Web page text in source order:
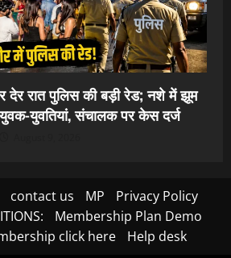
देर रात पुलिस की बड़ी रेड; नशे में झूम
युवतियां, संचालक पर केस दर्ज
contact us MP
Privacy Policy
Membership Plan Demo
click here Help desk